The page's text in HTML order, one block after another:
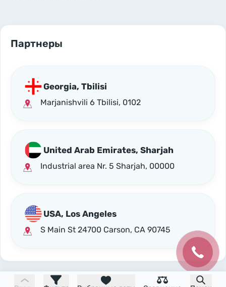
Партнеры
Georgia, Tbilisi
Marjanishvili 6 Tbilisi, 0102
United Arab Emirates, Sharjah
Industrial area Nr. 5 Sharjah, 00000
USA, Los Angeles
S Main St 24700 Carson, CA 90745